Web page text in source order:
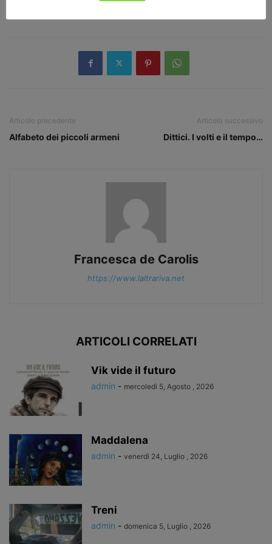
Articolo precedente
Alfabeto dei piccoli armeni
Articolo successivo
Dittici. I volti e il tempo…
Francesca de Carolis
https://www.laltrariva.net
ARTICOLI CORRELATI
Vik vide il futuro
admin - mercoledì 5, Agosto , 2026
Maddalena
admin - venerdì 24, Luglio , 2026
Treni
admin - domenica 5, Luglio , 2026